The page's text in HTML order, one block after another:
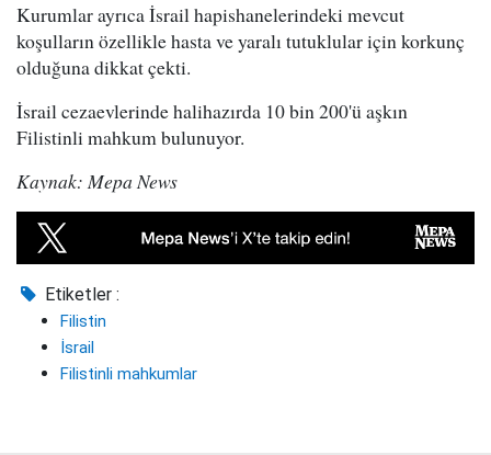
Kurumlar ayrıca İsrail hapishanelerindeki mevcut
koşulların özellikle hasta ve yaralı tutuklular için korkunç
olduğuna dikkat çekti.
İsrail cezaevlerinde halihazırda 10 bin 200'ü aşkın
Filistinli mahkum bulunuyor.
Kaynak: Mepa News
Etiketler :
Filistin
İsrail
Filistinli mahkumlar